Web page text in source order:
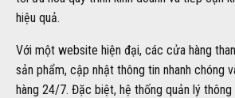
hiệu quả.
Với một website hiện đại, các cửa hàng
sản phẩm, cập nhật thông tin nhanh chóng
hàng 24/7. Đặc biệt, hệ thống quản lý thông